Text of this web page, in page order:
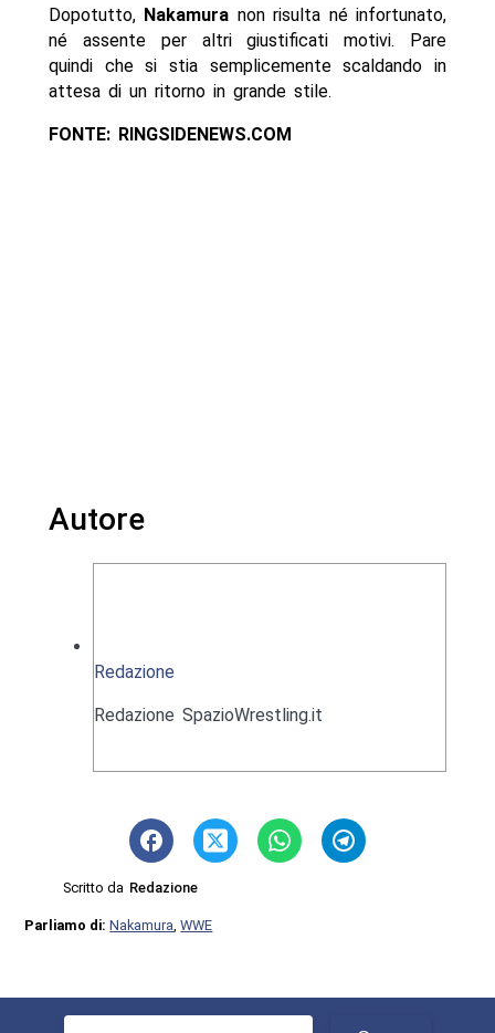
Dopotutto, Nakamura non risulta né infortunato,
né assente per altri giustificati motivi. Pare
quindi che si stia semplicemente scaldando in
attesa di un ritorno in grande stile.
FONTE: RINGSIDENEWS.COM
Autore
Redazione
Redazione SpazioWrestling.it
Scritto da Redazione
Parliamo di:Nakamura ,WWE